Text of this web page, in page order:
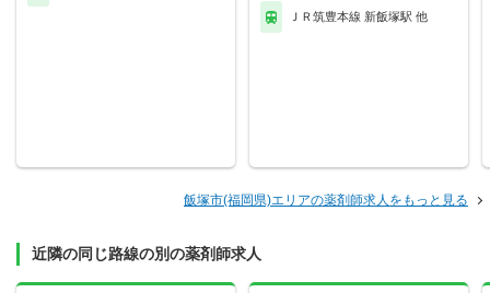
ＪＲ筑豊本線 新飯塚駅 他
飯塚市(福岡県)エリアの薬剤師求人をもっと見る
近隣の同じ路線の別の薬剤師求人